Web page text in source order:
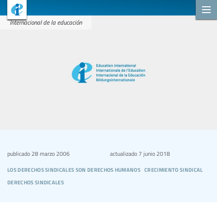
Internacional de la educación
los derechos sindicales son derechos humanos crecimiento sindical
derechos sindicales
publicado 28 marzo 2006 actualizado7 junio 2018